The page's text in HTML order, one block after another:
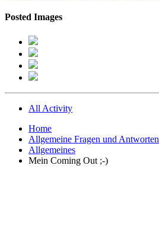
Posted Images
All Activity
Home
Allgemeine Fragen und Antworten
Allgemeines
Mein Coming Out ;-)